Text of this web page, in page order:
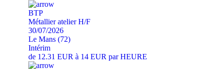
BTP
Métallier atelier H/F
30/07/2026
Le Mans (72)
Intérim
de 12.31 EUR à 14 EUR par HEURE